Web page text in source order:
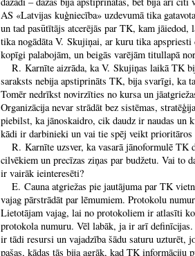
AS «Latvijas kuģniecība» uzdevumā tika
un tad pasūtītājs atcerējās par TK, kam jāiedod,
tika nogādāta V. Skujiņai, ar kuru tika
kopīgi palabojām, un beigās varējām titullapā
R. Karnīte aizrāda, ka V. Skujiņas laikā TK
saraksts nebija apstiprināts TK, bija svarīgi, ka
Tomēr nedrīkst novirzīties no kursa un
Organizācija nevar strādāt bez sistēmas,
piebilst, ka jānoskaidro, cik daudz ir naudas un
kādi ir darbinieki un vai tie spēj veikt prioritāros
R. Karnīte uzsver, ka vasarā jānoformulē TK
cilvēkiem un precīzas ziņas par budžetu. Vai to
ir vairāk ieinteresēti?
E. Cauna atgriežas pie jautājuma par TK
vajag pārstrādāt par lēmumiem. Protokolu
Lietotājam vajag, lai no protokoliem ir atlasīti
protokola numuru. Vēl labāk, ja ir arī
ir tādi resursi un vajadzība šādu saturu uzturēt,
pašas, kādas tās bija agrāk, kad TK informāciju